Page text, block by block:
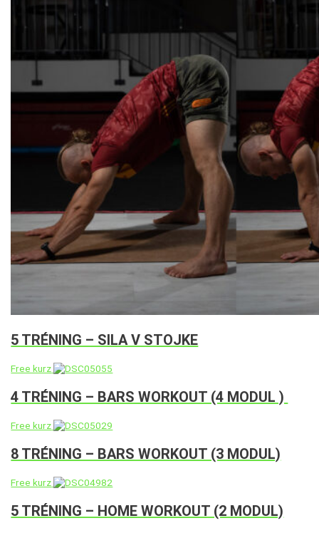
5 TRÉNING – SILA V STOJKE
Free kurz
4 TRÉNING – BARS WORKOUT (4 MODUL )
Free kurz
8 TRÉNING – BARS WORKOUT (3 MODUL)
Free kurz
5 TRÉNING – HOME WORKOUT (2 MODUL)